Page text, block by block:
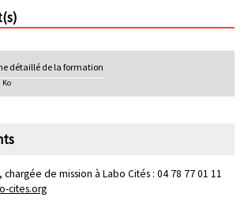
détaillé de la formation
Ko
de mission à Labo Cités : 04 78 77 01 11
cites.org